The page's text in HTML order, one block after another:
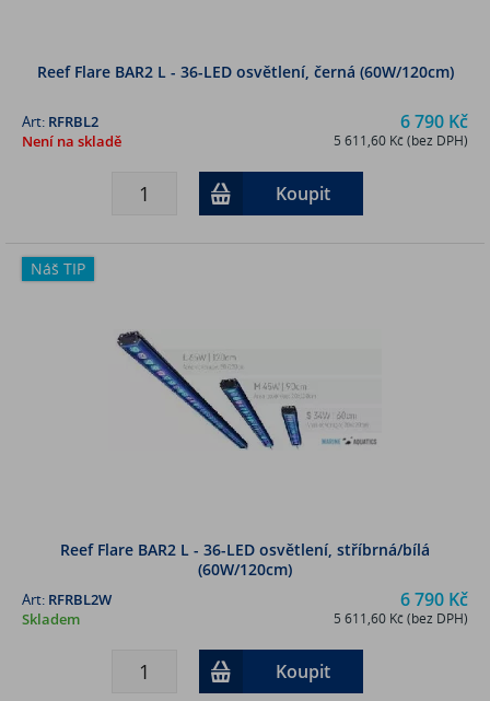
Reef Flare BAR2 L - 36-LED osvětlení, černá (60W/120cm)
6 790 Kč
5 611,60 Kč (bez DPH)
Art: RFRBL2
Není na skladě
Koupit
Náš TIP
Reef Flare BAR2 L - 36-LED osvětlení, stříbrná/bílá
(60W/120cm)
6 790 Kč
5 611,60 Kč (bez DPH)
Art: RFRBL2W
Skladem
Koupit